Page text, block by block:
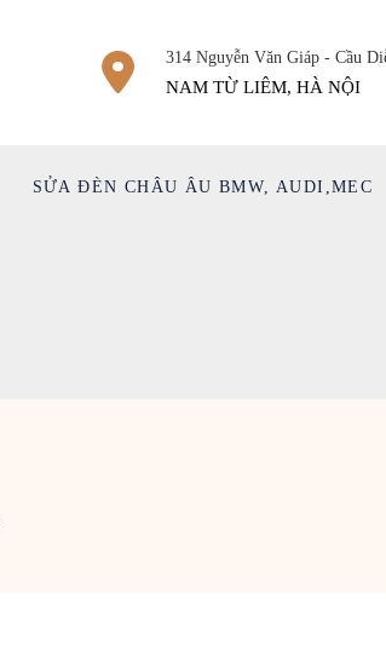
314 Nguyễn Văn Giáp - Cầu
NAM TỪ LIÊM, HÀ NỘI
SỬA ĐÈN CHÂU ÂU BMW, AUDI,MEC